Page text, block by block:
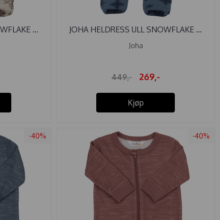
...
JOHA HELDRESS ULL SNOWFLAKE ...
Joha
449,- 269,-
Kjøp
-40% -40%